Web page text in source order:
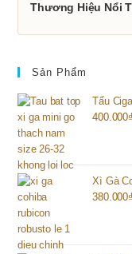
Thương Hiệu Nổi
Sản Phẩm
Tẩu
400.000₫
Xì Gà
380.000₫